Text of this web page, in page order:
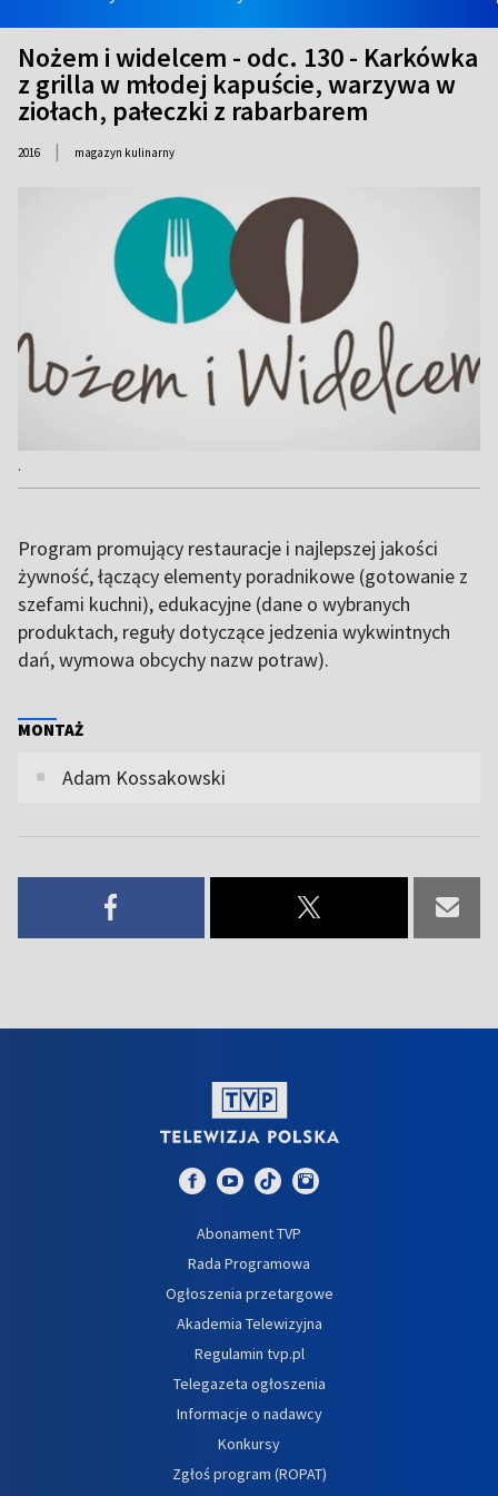
Nożem i widelcem - odc. 130 - Karkówka
z grilla w młodej kapuście, warzywa w
ziołach, pałeczki z rabarbarem
2016 | magazyn kulinarny
.
Program promujący restauracje i najlepszej jakości
żywność, łączący elementy poradnikowe (gotowanie z
szefami kuchni), edukacyjne (dane o wybranych
produktach, reguły dotyczące jedzenia wykwintnych
dań, wymowa obcychy nazw potraw).
MONTAŻ
Adam Kossakowski
Abonament TVP
Rada Programowa
Ogłoszenia przetargowe
Akademia Telewizyjna
Regulamin tvp.pl
Telegazeta ogłoszenia
Informacje o nadawcy
Konkursy
Zgłoś program (ROPAT)